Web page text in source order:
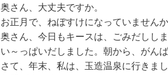
奥さん、大丈夫ですか。
お正月で、ねぼすけになっていませんか
奥さん、今日もキースは、ごみだししま
い～っぱいだしました。朝から、がんば
さて、年末、私は、玉造温泉に行きまし